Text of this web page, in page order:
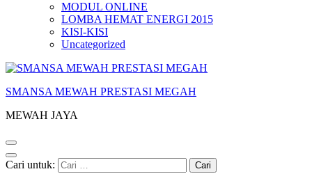
MODUL ONLINE
LOMBA HEMAT ENERGI 2015
KISI-KISI
Uncategorized
SMANSA MEWAH PRESTASI MEGAH
MEWAH JAYA
Cari untuk: